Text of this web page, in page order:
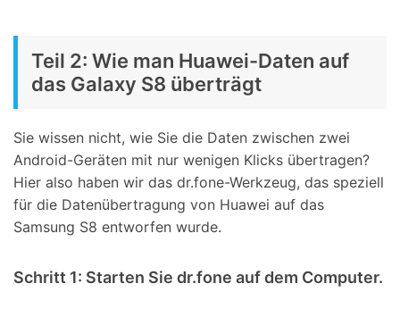
Teil 2: Wie man Huawei-Daten auf
das Galaxy S8 überträgt
Sie wissen nicht, wie Sie die Daten zwischen zwei
Android-Geräten mit nur wenigen Klicks übertragen?
Hier also haben wir das dr.fone-Werkzeug, das speziell
für die Datenübertragung von Huawei auf das
Samsung S8 entworfen wurde.
Schritt 1: Starten Sie dr.fone auf dem Computer.